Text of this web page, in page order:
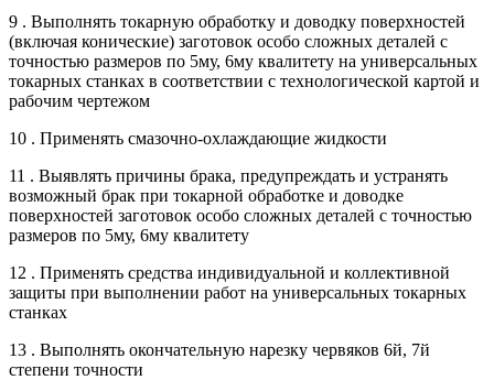
9 . Выполнять токарную обработку и доводку поверхностей
(включая конические) заготовок особо сложных деталей с
точностью размеров по 5му, 6му квалитету на универсальных
токарных станках в соответствии с технологической картой и
рабочим чертежом
10 . Применять смазочно-охлаждающие жидкости
11 . Выявлять причины брака, предупреждать и устранять
возможный брак при токарной обработке и доводке
поверхностей заготовок особо сложных деталей с точностью
размеров по 5му, 6му квалитету
12 . Применять средства индивидуальной и коллективной
защиты при выполнении работ на универсальных токарных
станках
13 . Выполнять окончательную нарезку червяков 6й, 7й
степени точности